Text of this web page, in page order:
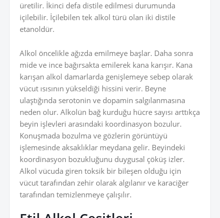
üretilir. İkinci defa distile edilmesi durumunda
içilebilir. İçilebilen tek alkol türü olan iki distile
etanoldür.
Alkol öncelikle ağızda emilmeye başlar. Daha sonra
mide ve ince bağırsakta emilerek kana karışır. Kana
karışan alkol damarlarda genişlemeye sebep olarak
vücut ısısının yükseldiği hissini verir. Beyne
ulaştığında serotonin ve dopamin salgılanmasına
neden olur. Alkolün bağ kurduğu hücre sayısı arttıkça
beyin işlevleri arasındaki koordinasyon bozulur.
Konuşmada bozulma ve gözlerin görüntüyü
işlemesinde aksaklıklar meydana gelir. Beyindeki
koordinasyon bozukluğunu duygusal çöküş izler.
Alkol vücuda giren toksik bir bileşen olduğu için
vücut tarafından zehir olarak algılanır ve karaciğer
tarafından temizlenmeye çalışılır.